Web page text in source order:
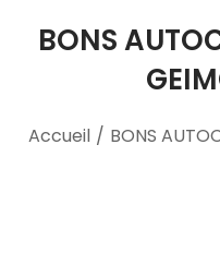
BONS
Accueil / BONS